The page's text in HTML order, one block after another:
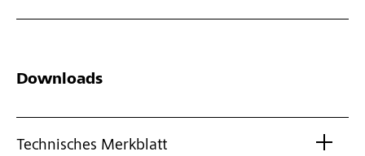
Downloads
Technisches Merkblatt